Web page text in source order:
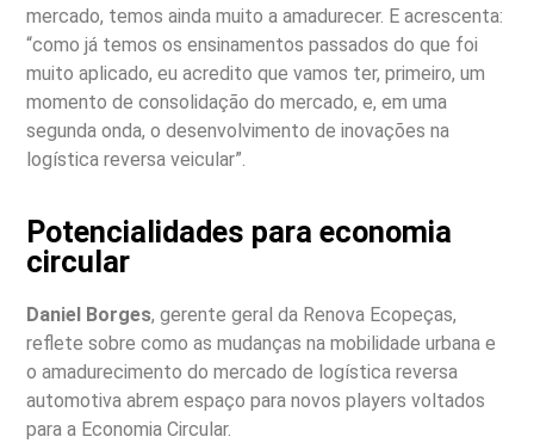
mercado, temos ainda muito a amadurecer. E acrescenta:
“como já temos os ensinamentos passados do que foi
muito aplicado, eu acredito que vamos ter, primeiro, um
momento de consolidação do mercado, e, em uma
segunda onda, o desenvolvimento de inovações na
logística reversa veicular”.
Potencialidades para economia
circular
Daniel Borges, gerente geral da Renova Ecopeças,
reflete sobre como as mudanças na mobilidade urbana e
o amadurecimento do mercado de logística reversa
automotiva abrem espaço para novos players voltados
para a Economia Circular.